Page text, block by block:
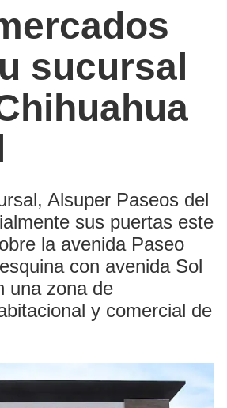
sucursal
Alsuper Paseos del
sus puertas este
la avenida Paseo
con avenida Sol
una zona de
y comercial de